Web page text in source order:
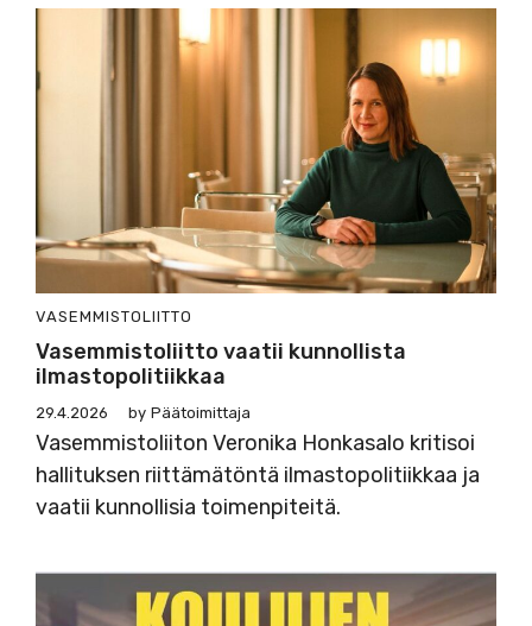
VASEMMISTOLIITTO
Vasemmistoliitto vaatii kunnollista
ilmastopolitiikkaa
29.4.2026 by Päätoimittaja
Vasemmistoliiton Veronika Honkasalo kritisoi
hallituksen riittämätöntä ilmastopolitiikkaa ja
vaatii kunnollisia toimenpiteitä.